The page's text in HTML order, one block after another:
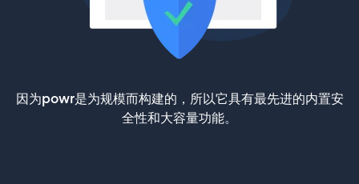
因为powr是为规模而构建的，所以它具有最先进的内置安
全性和大容量功能。